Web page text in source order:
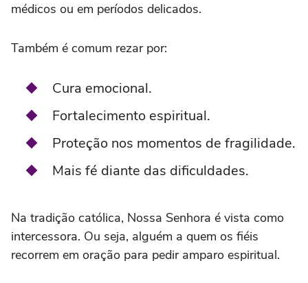
médicos ou em períodos delicados.
Também é comum rezar por:
Cura emocional.
Fortalecimento espiritual.
Proteção nos momentos de fragilidade.
Mais fé diante das dificuldades.
Na tradição católica, Nossa Senhora é vista como
intercessora. Ou seja, alguém a quem os fiéis
recorrem em oração para pedir amparo espiritual.